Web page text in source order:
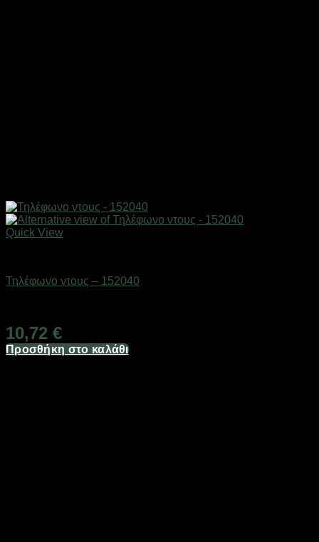
Quick View
Τηλέφωνο ντους – 152040
10,72 €
Προσθήκη στο καλάθι